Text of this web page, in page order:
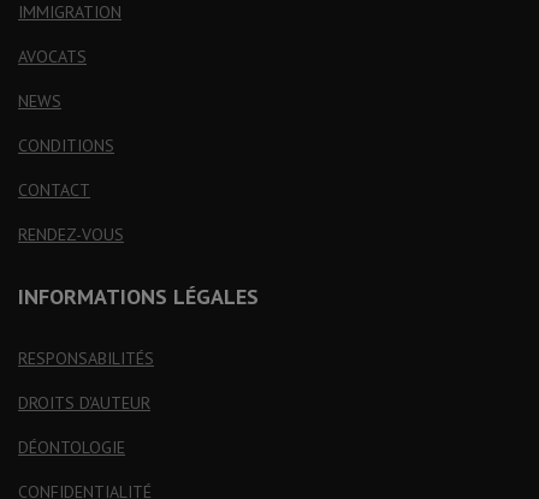
IMMIGRATION
AVOCATS
NEWS
CONDITIONS
CONTACT
RENDEZ-VOUS
INFORMATIONS LÉGALES
RESPONSABILITÉS
DROITS D'AUTEUR
DÉONTOLOGIE
CONFIDENTIALITÉ